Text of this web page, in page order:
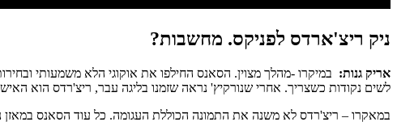
ניק ריצ'ארדס לפניקס. מחשבות?
אריק גנות: במיקרו -מהלך מצוין. הסאנס החילפו את אוקוגי הלא משמעותי
לשים נקודות כשצריך. אחרי שנורקיץ' נראה שזמנו בליגה עבר, ריצ'רדס הוא האיש